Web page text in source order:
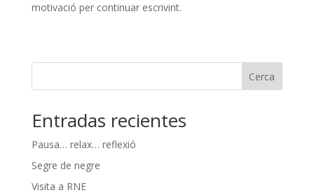
motivació per continuar escrivint.
Cerca
Entradas recientes
Pausa… relax… reflexió
Segre de negre
Visita a RNE